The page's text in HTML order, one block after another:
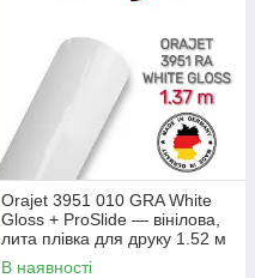
Orajet 3951 010 GRA White
Gloss + ProSlide — вінілова,
лита плівка для друку 1.52 м
В наявності